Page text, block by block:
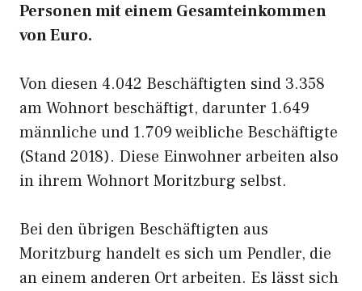
Personen mit einem Gesamteinkommen
von Euro.
Von diesen 4.042 Beschäftigten sind 3.358
am Wohnort beschäftigt, darunter 1.649
männliche und 1.709 weibliche Beschäftigte
(Stand 2018). Diese Einwohner arbeiten also
in ihrem Wohnort Moritzburg selbst.
Bei den übrigen Beschäftigten aus
Moritzburg handelt es sich um Pendler, die
an einem anderen Ort arbeiten. Es lässt sich